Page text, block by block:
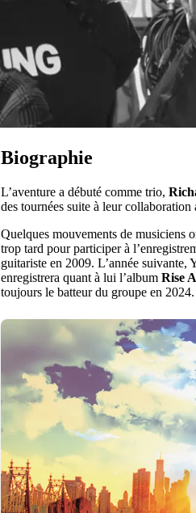
Biographie
L’aventure a débuté comme trio,
des tournées suite à leur
Quelques mouvements de musiciens
trop tard pour participer à
guitariste en 2009. L’année suivante,
enregistrera quant à lui l’album Rise
toujours le batteur du groupe en 2024.